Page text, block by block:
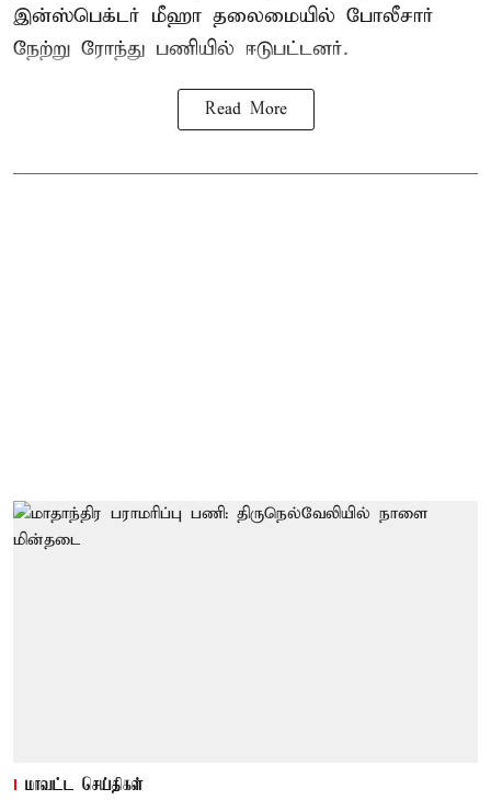
இன்ஸ்பெக்டர் மீஹா தலைமையில் போலீசார்
நேற்று ரோந்து பணியில் ஈடுபட்டனர்.
Read More
மாவட்ட செய்திகள்